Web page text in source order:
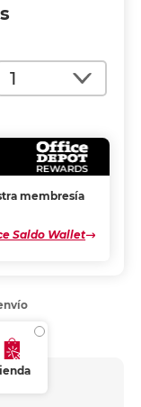
Cantidad
membresía
Saldo Wallet